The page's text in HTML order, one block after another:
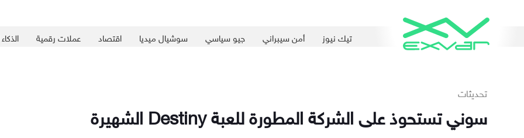
تيك نيوز أمن سيبراني جيو سياسي سوشيال ميديا اقتصاد عملات رقمية
تحديثات
سوني تستحوذ على الشركة المطورة للعبة Destiny الشهيرة